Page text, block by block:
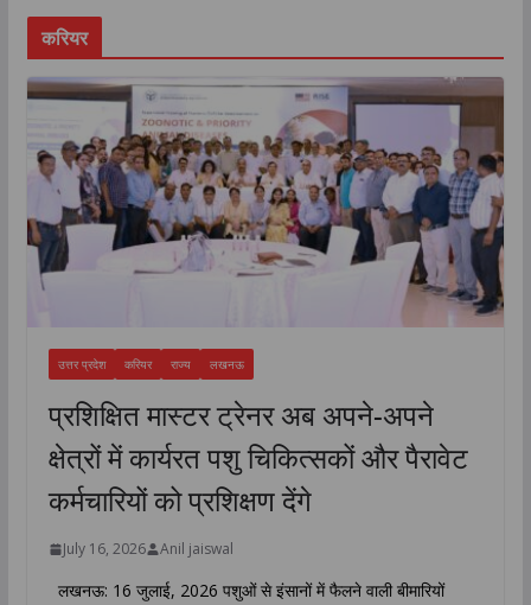
करियर
उत्तर प्रदेश करियर राज्य लखनऊ
प्रशिक्षित मास्टर ट्रेनर अब अपने-अपने
क्षेत्रों में कार्यरत पशु चिकित्सकों और पैरावेट
कर्मचारियों को प्रशिक्षण देंगे
July 16, 2026 Anil jaiswal
लखनऊ: 16 जुलाई, 2026 पशुओं से इंसानों में फैलने वाली बीमारियों